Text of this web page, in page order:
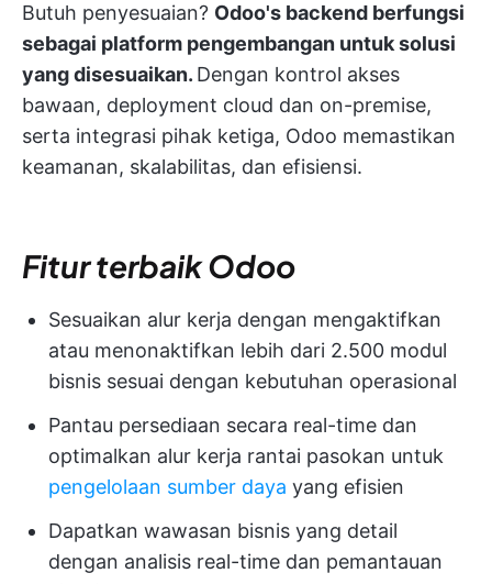
Butuh penyesuaian? Odoo's backend berfungsi
sebagai platform pengembangan untuk solusi
yang disesuaikan. Dengan kontrol akses
bawaan, deployment cloud dan on-premise,
serta integrasi pihak ketiga, Odoo memastikan
keamanan, skalabilitas, dan efisiensi.
Fitur terbaik Odoo
Sesuaikan alur kerja dengan mengaktifkan
atau menonaktifkan lebih dari 2.500 modul
bisnis sesuai dengan kebutuhan operasional
Pantau persediaan secara real-time dan
optimalkan alur kerja rantai pasokan untuk
pengelolaan sumber daya yang efisien
Dapatkan wawasan bisnis yang detail
dengan analisis real-time dan pemantauan